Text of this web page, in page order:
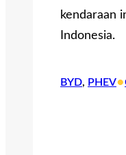
kendaraan
Indonesia.
BYD, PHEV•